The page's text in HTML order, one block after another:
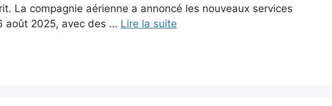
La compagnie aérienne a annoncé les nouveaux services
août 2025, avec des … Lire la suite